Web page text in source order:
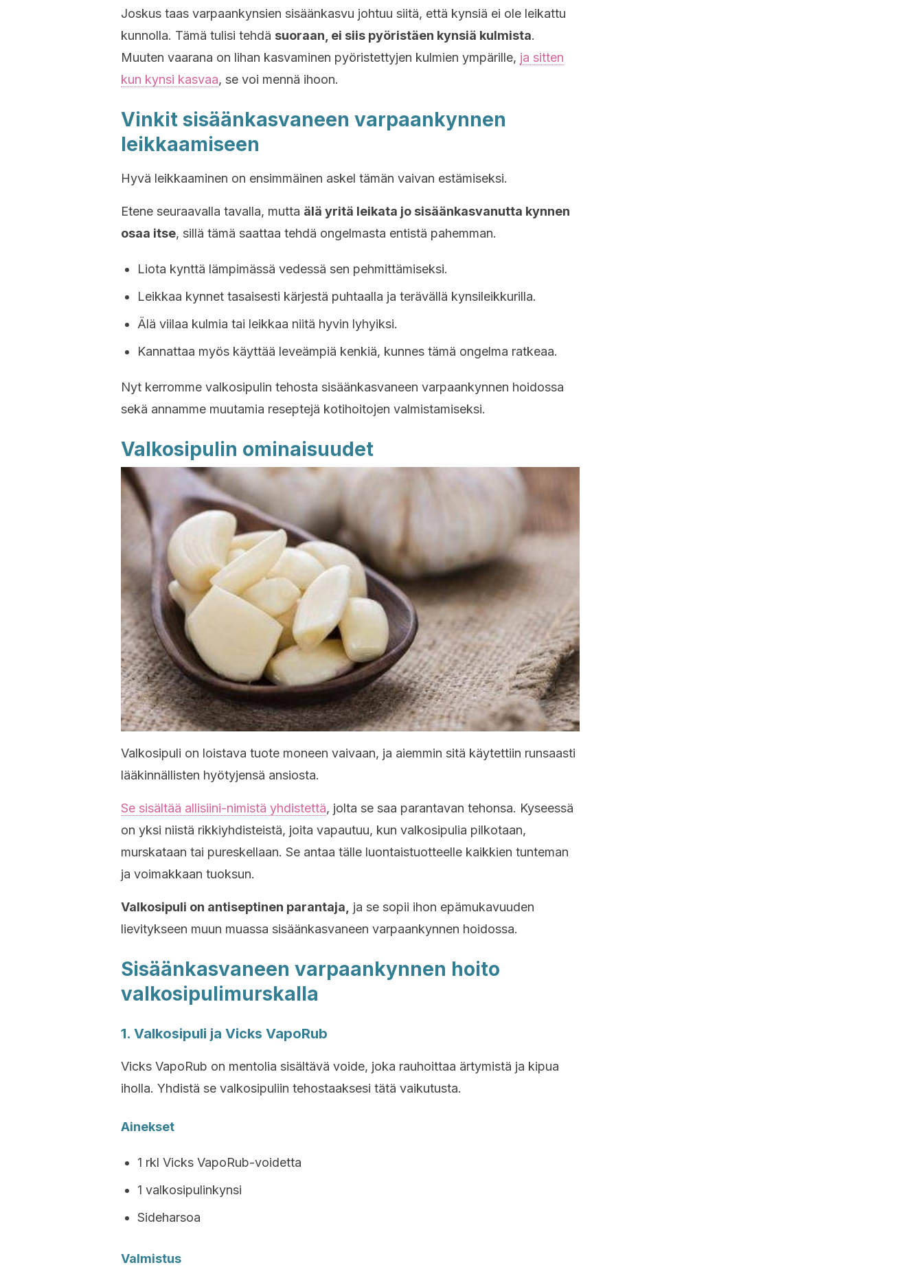
Joskus taas varpaankynsien sisäänkasvu johtuu siitä, että kynsiä ei ole leikattu
kunnolla. Tämä tulisi tehdä suoraan, ei siis pyöristäen kynsiä kulmista.
Muuten vaarana on lihan kasvaminen pyöristettyjen kulmien ympärille, ja sitten
kun kynsi kasvaa, se voi mennä ihoon.
Vinkit sisäänkasvaneen varpaankynnen
leikkaamiseen
Hyvä leikkaaminen on ensimmäinen askel tämän vaivan estämiseksi.
Etene seuraavalla tavalla, mutta älä yritä leikata jo sisäänkasvanutta kynnen
osaa itse, sillä tämä saattaa tehdä ongelmasta entistä pahemman.
Liota kynttä lämpimässä vedessä sen pehmittämiseksi.
Leikkaa kynnet tasaisesti kärjestä puhtaalla ja terävällä kynsileikkurilla.
Älä viilaa kulmia tai leikkaa niitä hyvin lyhyiksi.
Kannattaa myös käyttää leveämpiä kenkiä, kunnes tämä ongelma ratkeaa.
Nyt kerromme valkosipulin tehosta sisäänkasvaneen varpaankynnen hoidossa
sekä annamme muutamia reseptejä kotihoitojen valmistamiseksi.
Valkosipulin ominaisuudet
Valkosipuli on loistava tuote moneen vaivaan, ja aiemmin sitä käytettiin runsaasti
lääkinnällisten hyötyjensä ansiosta.
Se sisältää allisiini-nimistä yhdistettä, jolta se saa parantavan tehonsa. Kyseessä
on yksi niistä rikkiyhdisteistä, joita vapautuu, kun valkosipulia pilkotaan,
murskataan tai pureskellaan. Se antaa tälle luontaistuotteelle kaikkien tunteman
ja voimakkaan tuoksun.
Valkosipuli on antiseptinen parantaja,
ja se sopii ihon epämukavuuden
lievitykseen muun muassa sisäänkasvaneen varpaankynnen hoidossa.
Sisäänkasvaneen varpaankynnen hoito
valkosipulimurskalla
1. Valkosipuli ja Vicks VapoRub
Vicks VapoRub on mentolia sisältävä voide, joka rauhoittaa ärtymistä ja kipua
iholla. Yhdistä se valkosipuliin tehostaaksesi tätä vaikutusta.
Ainekset
1 rkl Vicks VapoRub-voidetta
1 valkosipulinkynsi
Sideharsoa
Valmistus